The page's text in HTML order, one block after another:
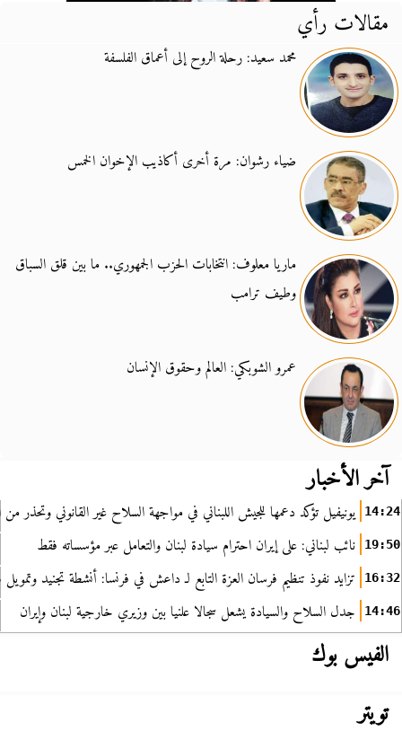
مقالات رأي
محمد سعيد: رحلة الروح إلى أعماق الفلسفة
ضياء رشوان: مرة أخرى أكاذيب الإخوان الخمس
ماريا معلوف: انتخابات الحزب الجمهوري.. ما بين قلق السباق
وطيف ترامب
عمرو الشوبكي: العالم وحقوق الإنسان
آخر الأخبار
14:24 يونيفيل تؤكد دعمها للجيش اللبناني في مواجهة السلاح غير القانوني وتحذر من
19:50 نائب لبناني: على إيران احترام سيادة لبنان والتعامل عبر مؤسساته فقط
16:32 تزايد نفوذ تنظيم فرسان العزة التابع لـ داعش في فرنسا: أنشطة تجنيد
14:46 جدل السلاح والسيادة يشعل سجالا علنيا بين وزيري خارجية لبنان وإيران
الفيس بوك
تويتر